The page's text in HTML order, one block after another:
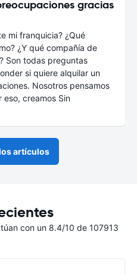
gracias
mi franquicia? ¿Qué
¿Y qué compañía de
Son todas preguntas
si quiere alquilar un
Nosotros pensamos
eso, creamos Sin
artículos
con un 8.4/10 de 107913